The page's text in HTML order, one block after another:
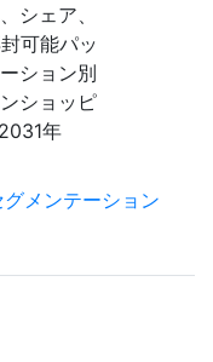
シェア、
可能パッ
ション別
ショッピ
年
グメンテーション